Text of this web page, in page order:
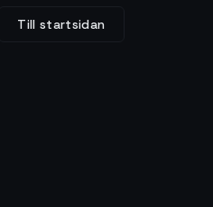
Till startsidan